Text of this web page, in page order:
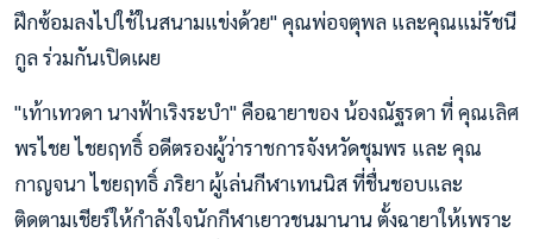
ฝึกซ้อมลงไปใช้ในสนามแข่งด้วย" คุณพ่อจตุพล และคุณแม่รัชนี
กูล ร่วมกันเปิดเผย
"เท้าเทวดา นางฟ้าเริงระบำ" คือฉายาของ น้องณัฐรดา ที่ คุณเลิศ
พรไชย ไชยฤทธิ์ อดีตรองผู้ว่าราชการจังหวัดชุมพร และ คุณ
กาญจนา ไชยฤทธิ์ ภริยา ผู้เล่นกีฬาเทนนิส ที่ชื่นชอบและ
ติดตามเชียร์ให้กำลังใจนักกีฬาเยาวชนมานาน ตั้งฉายาให้เพราะ